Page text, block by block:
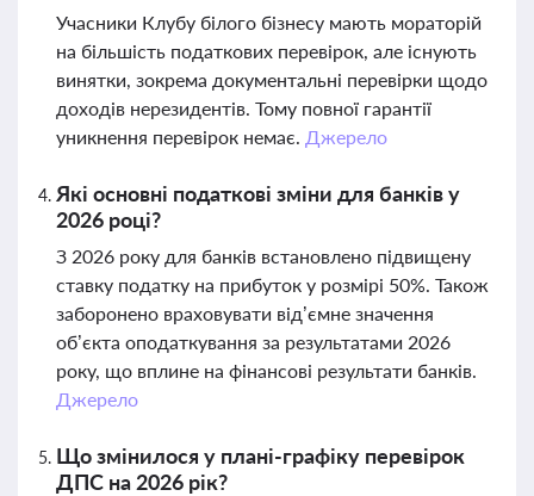
Учасники Клубу білого бізнесу мають мораторій
на більшість податкових перевірок, але існують
винятки, зокрема документальні перевірки щодо
доходів нерезидентів. Тому повної гарантії
уникнення перевірок немає. Джерело
Які основні податкові зміни для банків у
2026 році?
З 2026 року для банків встановлено підвищену
ставку податку на прибуток у розмірі 50%. Також
заборонено враховувати від’ємне значення
об’єкта оподаткування за результатами 2026
року, що вплине на фінансові результати банків.
Джерело
Що змінилося у плані-графіку перевірок
ДПС на 2026 рік?